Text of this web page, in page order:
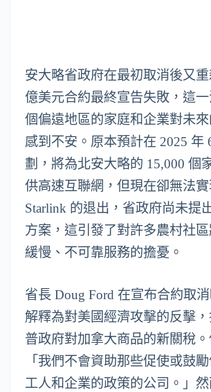
安大略省政府在最初取消後又重
億美元合約最終宣告失敗，這
個偏遠地區的家庭和企業對未
感到不安。原本預計在 2025 年
劃，將為北安大略的 15,000 個
供高速互聯網，但現在卻無法
Starlink 的退出，省政府尚未提
方案，這引發了對許多農村社
緩慢、不可靠服務的擔憂。
省長 Doug Ford 在宣布合約取
解釋為對美國經濟攻擊的反擊
普政府對加拿大商品的新關稅。
「我們不會資助那些促使或鼓
工人和企業的政策的公司。」